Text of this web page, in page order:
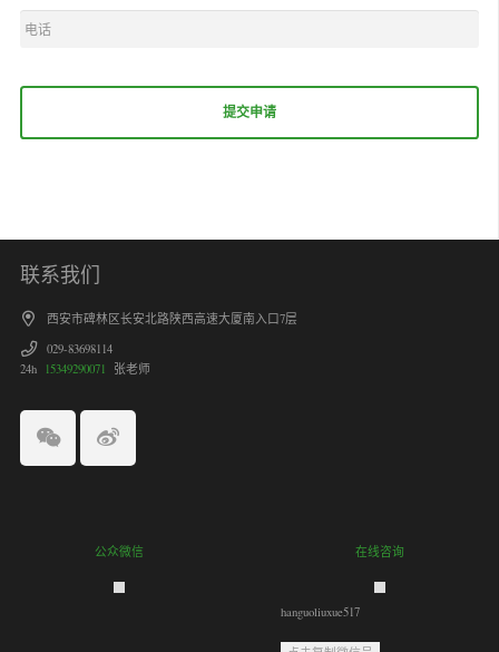
联系我们
西安市碑林区长安北路陕西高速大厦南入口7层
029-83698114
24h
15349290071 张老师
公众微信 在线咨询
hanguoliuxue517